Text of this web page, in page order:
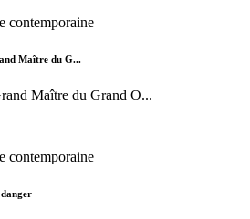
contemporaine
Maître du G...
Maître du Grand O...
contemporaine